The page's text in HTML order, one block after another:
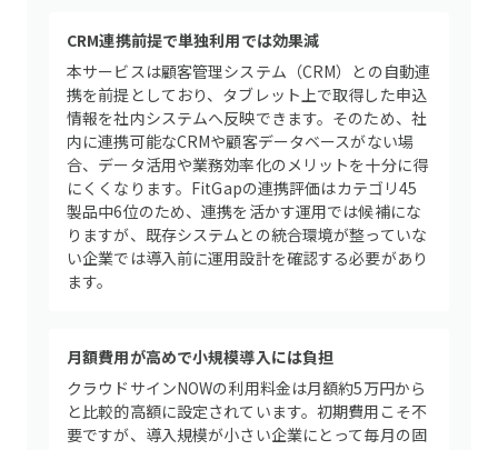
CRM連携前提で単独利用では効果減
本サービスは顧客管理システム（CRM）との自動連
携を前提としており、タブレット上で取得した申込
情報を社内システムへ反映できます。そのため、社
内に連携可能なCRMや顧客データベースがない場
合、データ活用や業務効率化のメリットを十分に得
にくくなります。FitGapの連携評価はカテゴリ45
製品中6位のため、連携を活かす運用では候補にな
りますが、既存システムとの統合環境が整っていな
い企業では導入前に運用設計を確認する必要があり
ます。
月額費用が高めで小規模導入には負担
クラウドサインNOWの利用料金は月額約5万円から
と比較的高額に設定されています。初期費用こそ不
要ですが、導入規模が小さい企業にとって毎月の固